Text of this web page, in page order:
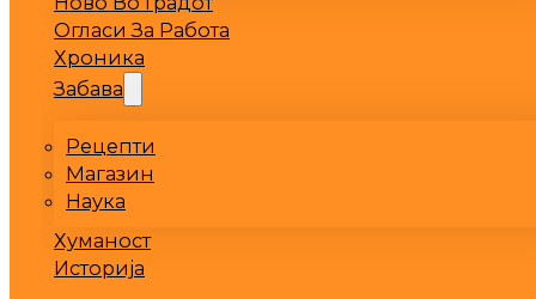
Огласи За Работа
Хроника
Забава
Рецепти
Магазин
Наука
Хуманост
Историја